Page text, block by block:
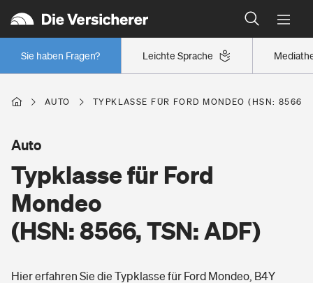
Leichte Sprache
Sie haben Fragen?
Wer versichert was: Jetzt Versicherer finden
Regionalklassen: So ist Ihre Region eingestuft
Wer versichert was: Jetzt Versicherer finden
Berufsunfähigkeitsversicherung
Wohnen
Wohngebäudeversicherung
Hausratversicherung
AUTO TYPKLASSE FÜR FORD MONDEO (HSN: 8566,
Typklasse für Ford
Mondeo
(HSN: 8566, TSN: ADF)
Auto
Hier erfahren Sie die Typklasse für Ford Mondeo, B4Y